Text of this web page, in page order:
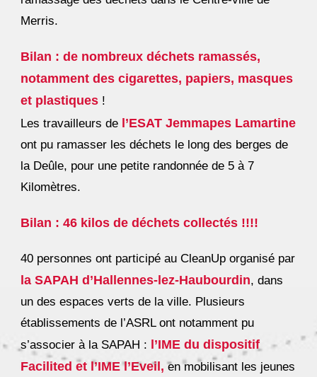
Merris.
Bilan : de nombreux déchets ramassés,
notamment des cigarettes, papiers, masques
et plastiques !
Les travailleurs de l’ESAT Jemmapes Lamartine
ont pu ramasser les déchets le long des berges de
la Deûle, pour une petite randonnée de 5 à 7
Kilomètres.
Bilan : 46 kilos de déchets collectés !!!!
40 personnes ont participé au CleanUp organisé par
la SAPAH d’Hallennes-lez-Haubourdin, dans
un des espaces verts de la ville. Plusieurs
établissements de l’ASRL ont notamment pu
s’associer à la SAPAH : l’IME du dispositif
Facilited et l’IME l’Eveil,en mobilisant les jeunes